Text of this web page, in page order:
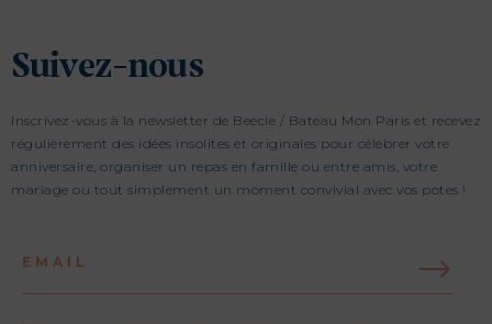
Suivez-nous
Inscrivez-vous à la newsletter de Beecie / Bateau Mon Paris et recevez
régulièrement des idées insolites et originales pour célébrer votre
anniversaire, organiser un repas en famille ou entre amis, votre
mariage ou tout simplement un moment convivial avec vos potes !
EMAIL